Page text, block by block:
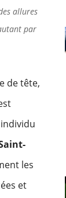
allures
par
de tête,
les
et